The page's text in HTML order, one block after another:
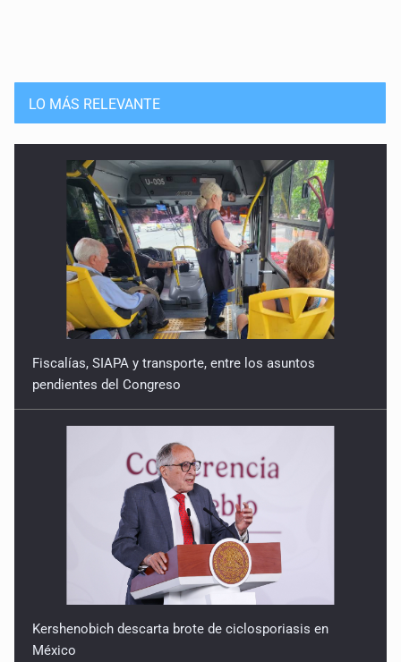
LO MÁS RELEVANTE
Fiscalías, SIAPA y transporte, entre los asuntos
pendientes del Congreso
Kershenobich descarta brote de ciclosporiasis en
México